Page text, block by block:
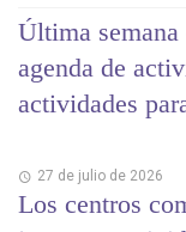
Última
agenda de
actividades
27 de julio de 2026
Los centros